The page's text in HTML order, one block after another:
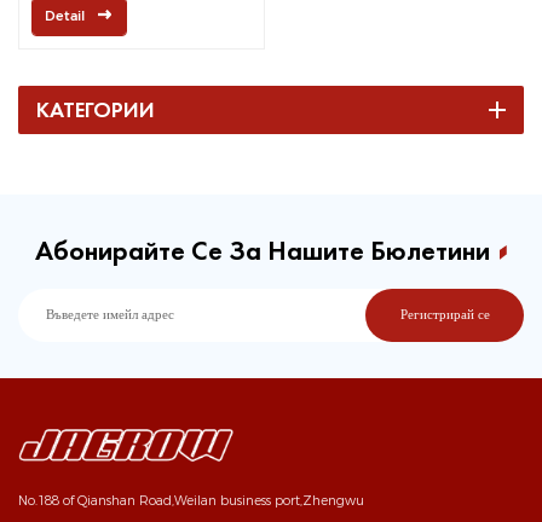
Detail
КАТЕГОРИИ
Абонирайте Се За Нашите Бюлетини
No.188 of Qianshan Road,Weilan business port,Zhengwu